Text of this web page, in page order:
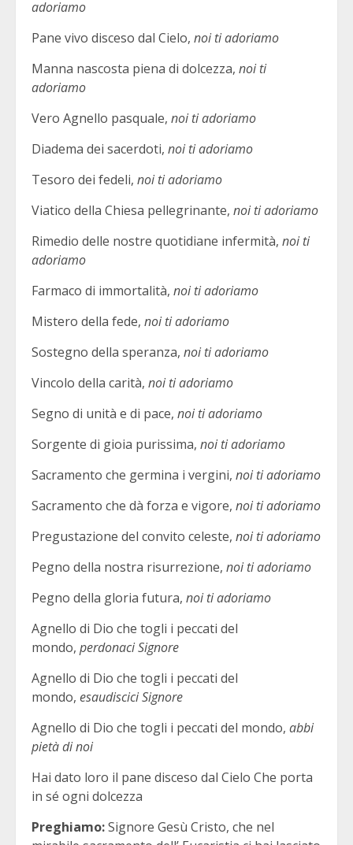
adoriamo
Pane vivo disceso dal Cielo, noi ti adoriamo
Manna nascosta piena di dolcezza, noi ti
adoriamo
Vero Agnello pasquale, noi ti adoriamo
Diadema dei sacerdoti, noi ti adoriamo
Tesoro dei fedeli, noi ti adoriamo
Viatico della Chiesa pellegrinante, noi ti adoriamo
Rimedio delle nostre quotidiane infermità, noi ti
adoriamo
Farmaco di immortalità, noi ti adoriamo
Mistero della fede, noi ti adoriamo
Sostegno della speranza, noi ti adoriamo
Vincolo della carità, noi ti adoriamo
Segno di unità e di pace, noi ti adoriamo
Sorgente di gioia purissima, noi ti adoriamo
Sacramento che germina i vergini, noi ti adoriamo
Sacramento che dà forza e vigore, noi ti adoriamo
Pregustazione del convito celeste, noi ti adoriamo
Pegno della nostra risurrezione, noi ti adoriamo
Pegno della gloria futura, noi ti adoriamo
Agnello di Dio che togli i peccati del
mondo, perdonaci Signore
Agnello di Dio che togli i peccati del
mondo, esaudiscici Signore
Agnello di Dio che togli i peccati del mondo, abbi
pietà di noi
Hai dato loro il pane disceso dal Cielo Che porta
in sé ogni dolcezza
Preghiamo:Signore Gesù Cristo, che nel